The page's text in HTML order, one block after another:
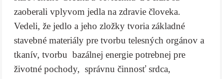
zaoberali vplyvom jedla na zdravie človeka.
Vedeli, že jedlo a jeho zložky tvoria základné
stavebné materiály pre tvorbu telesných orgánov a
tkanív, tvorbu bazálnej energie potrebnej pre
životné pochody, správnu činnosť srdca,